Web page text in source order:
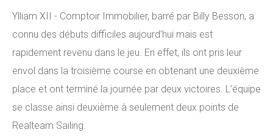
Ylliam XII - Comptoir Immobilier, barré par Billy Besson, a
connu des débuts difficiles aujourd’hui mais est
rapidement revenu dans le jeu. En effet, ils ont pris leur
envol dans la troisième course en obtenant une deuxième
place et ont terminé la journée par deux victoires. L’équipe
se classe ainsi deuxième à seulement deux points de
Realteam Sailing.